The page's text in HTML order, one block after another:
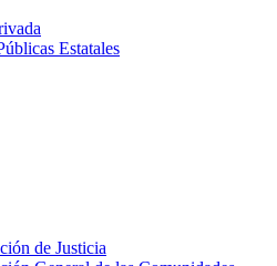
Estatales
de Justicia